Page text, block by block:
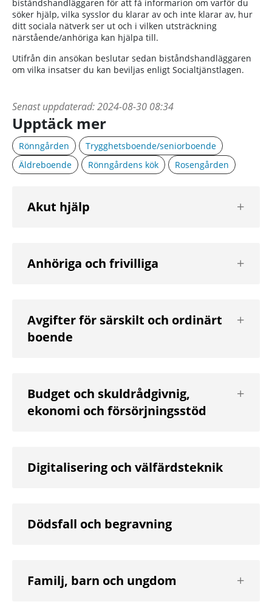
biståndshandläggaren för att få informarion om varför du
söker hjälp, vilka sysslor du klarar av och inte klarar av, hur
ditt sociala nätverk ser ut och i vilken utsträckning
närstående/anhöriga kan hjälpa till.
Utifrån din ansökan beslutar sedan biståndshandläggaren
om vilka insatser du kan beviljas enligt Socialtjänstlagen.
Senast uppdaterad:2024-08-30 08:34
Upptäck mer
Rönngården
Trygghetsboende/seniorboende
Äldreboende
Rönngårdens kök Rosengården
Akut hjälp
nästa
Anhöriga och frivilliga
nästa
Avgifter för särskilt och ordinärt
boende
nästa
Budget och skuldrådgivnig,
ekonomi och försörjningsstöd
nästa
Digitalisering och välfärdsteknik
Dödsfall och begravning
Familj, barn och ungdom
nästa